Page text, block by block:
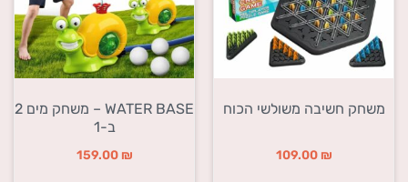
משחק חשיבה משולשי הכוח
109.00 ₪
WATER BASE – משחק מים 2
ב-1
159.00 ₪